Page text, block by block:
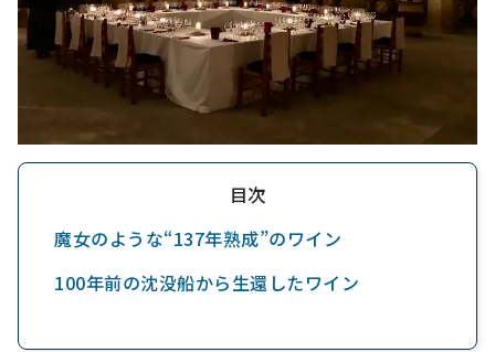
目次
魔女のような“137年熟成”のワイン
100年前の沈没船から生還したワイン